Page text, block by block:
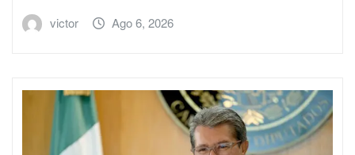
victor Ago 6, 2026